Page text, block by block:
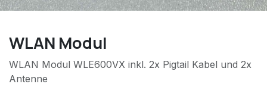
WLAN Modul
WLAN Modul WLE600VX inkl. 2x Pigtail Kabel und 2x
Antenne